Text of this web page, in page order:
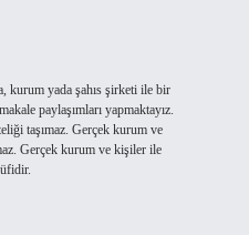
kurum yada şahıs şirketi ile bir
paylaşımları yapmaktayız.
taşımaz. Gerçek kurum ve
Gerçek kurum ve kişiler ile